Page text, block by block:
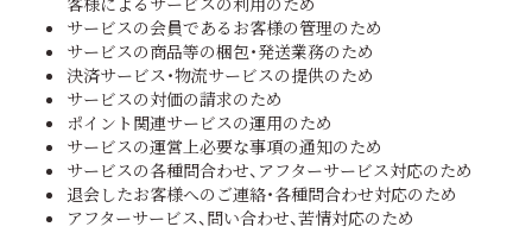
サービスの会員であるお客様の管理のため
サービスの商品等の梱包・発送業務のため
決済サービス・物流サービスの提供のため
サービスの対価の請求のため
ポイント関連サービスの運用のため
サービスの運営上必要な事項の通知のため
サービスの各種問合わせ、アフターサービス対応のため
退会したお客様へのご連絡・各種問合わせ対応のため
アフターサービス、問い合わせ、苦情対応のため